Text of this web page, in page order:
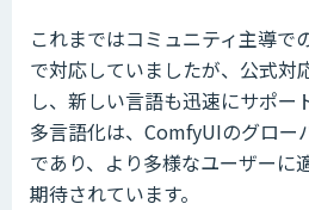
これまではコミュニティ主導で
で対応していましたが、公式対
し、新しい言語も迅速にサポー
多言語化は、ComfyUIのグロー
であり、より多様なユーザーに
期待されています。